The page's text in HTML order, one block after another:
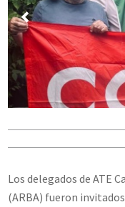
Los delegados de ATE
(ARBA) fueron